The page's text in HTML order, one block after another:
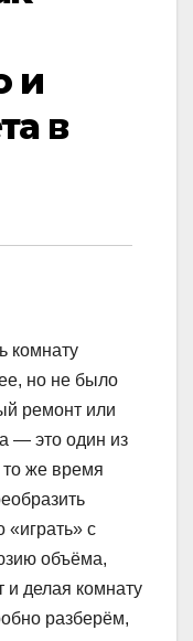
и
в
комнату
но не было
ремонт или
— это один из
же время
«играть» с
объёма,
и делая комнату
разберём,